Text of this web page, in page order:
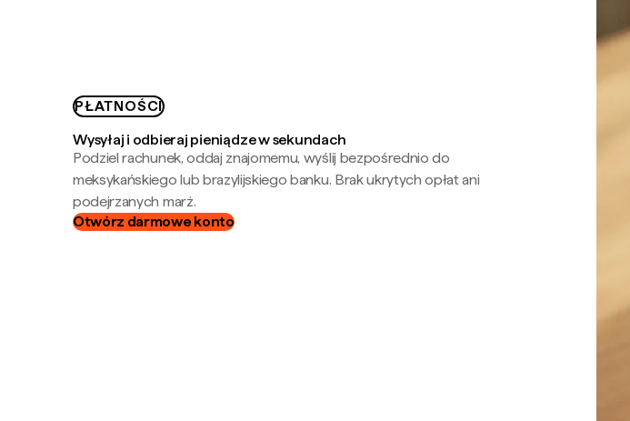
PŁATNOŚCI
Wysyłaj i odbieraj pieniądze w sekundach
Podziel rachunek, oddaj znajomemu, wyślij bezpośrednio do
meksykańskiego lub brazylijskiego banku. Brak ukrytych opłat ani
podejrzanych marż.
Otwórz darmowe konto